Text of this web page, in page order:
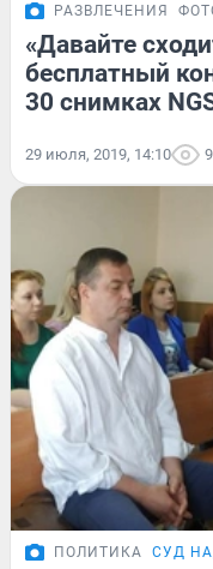
РАЗВЛЕЧЕНИЯ
«Давайте
бесплатный
30 снимках
29 июля, 2019, 14:10
ПОЛИТИКА СУД